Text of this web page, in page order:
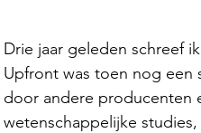
Drie jaar geleden schreef
Upfront was toen nog een
door andere producenten
wetenschappelijke